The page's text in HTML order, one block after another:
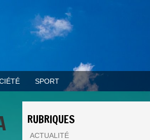
SPORT
RUBRIQUES
ACTUALITÉ